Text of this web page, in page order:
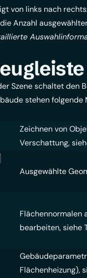
von links nach
Anzahl
Szene schaltet
stehen folgende
Zeichnen von
Verschattung,
Ausgewählte
Flächennormalen
bearbeiten, siehe
Flächenheizung),